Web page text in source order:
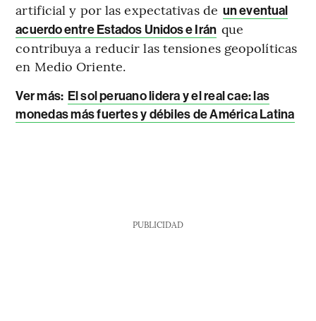
artificial y por las expectativas de un eventual
acuerdo entre Estados Unidos e Irán que
contribuya a reducir las tensiones geopolíticas
en Medio Oriente.
Ver más: El sol peruano lidera y el real cae: las
monedas más fuertes y débiles de América Latina
PUBLICIDAD